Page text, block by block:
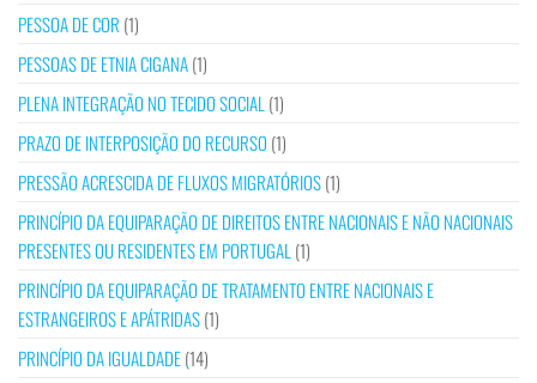
PESSOA DE COR (1)
PESSOAS DE ETNIA CIGANA(1)
PLENA INTEGRAÇÃO NO TECIDO SOCIAL (1)
PRAZO DE INTERPOSIÇÃO DO RECURSO (1)
PRESSÃO ACRESCIDA DE FLUXOS MIGRATÓRIOS(1)
PRINCÍPIO DA EQUIPARAÇÃO DE DIREITOS ENTRE NACIONAIS E NÃO NACIONAIS
PRESENTES OU RESIDENTES EM PORTUGAL (1)
PRINCÍPIO DA EQUIPARAÇÃO DE TRATAMENTO ENTRE NACIONAIS E
ESTRANGEIROS E APÁTRIDAS(1)
PRINCÍPIO DA IGUALDADE(14)